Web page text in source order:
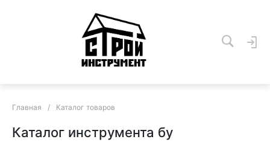
Главная / Каталог товаров
Каталог инструмента бу